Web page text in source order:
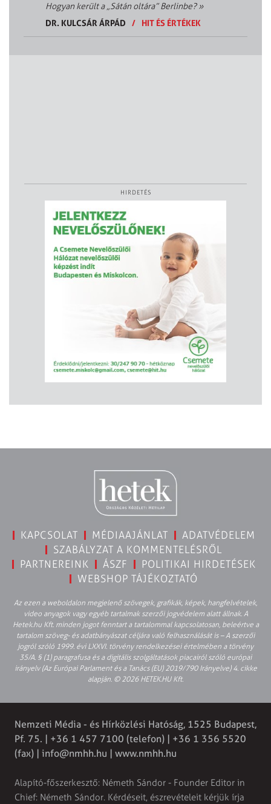
Hogyan került a „Sátán oltára” Berlinbe?»
DR. KULCSÁR ÁRPÁD
/ HIT ÉS ÉRTÉKEK
HIRDETÉS
KAPCSOLAT MÉDIAAJÁNLAT
ADATVÉDELEM
SZABÁLYZAT A KOMMENTELÉSRŐL
PARTNEREINK
ÁSZF
POLITIKAI HIRDETÉSEK
WEBSHOP TÁJÉKOZTATÓ
Az ezen a weboldalon megjelenő szövegek, grafikák, képek, hangfelvételek,
video anyagok vagy egyéb tartalmak szerzői jogvédelem alatt állnak. A
Hetek.hu Kft. minden jogot fenntart a tartalommal kapcsolatosan, beleértve a
tartalom szöveg- és adatbányászat céljára való felhasználását is – A szerzői
jogról szóló 1999. évi LXXVI. törvény rendelkezései értelmében a törvény
35/A. § (1) paragrafusa és a digitális szolgáltatások piacairól szóló európai
irányelv (Az Európai Parlament és a Tanács (EU) 2019/790 Irányelve) 4. cikke
alapján. © 2026 HETEK.HU Kft.
Nemzeti Média - és Hírközlési Hatóság, 1525 Budapest,
Pf. 75. | +36 1 457 7100 (telefon) | +36 1 356 5520
(fax) | info@nmhh.hu | www.nmhh.hu
Alapító-főszerkesztő: Németh Sándor - Founder Editor in
Chief: Németh Sándor. Kérdéseit, észrevételeit kérjük írja